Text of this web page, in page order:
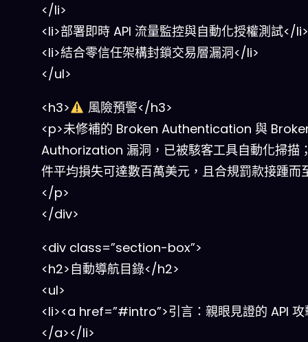
</li>
<li>部署即時 API 流量監控與自動化授權測試</li>
<li>結合零信任架構封鎖交易層漏洞</li>
</ul>
<h3>
風險預警</h3>
<p>未修補的 Broken Authentication 與
Authorization 漏洞，已被駭客工具自動化掃描
件平均損失可達數百萬美元，且合規罰款接踵而
</p>
</div>
<div class=”section-box”>
<h2>自動導航目錄</h2>
<ul>
<li><a href=”#intro”>引言：親眼見證的 API 攻
</a></li>